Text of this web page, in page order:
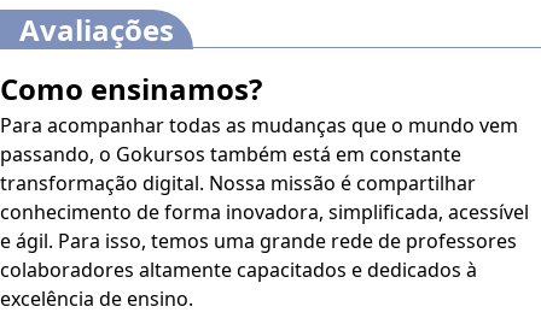
Avaliações
Como ensinamos?
Para acompanhar todas as mudanças que o mundo vem
passando, o Gokursos também está em constante
transformação digital. Nossa missão é compartilhar
conhecimento de forma inovadora, simplificada, acessível
e ágil. Para isso, temos uma grande rede de professores
colaboradores altamente capacitados e dedicados à
excelência de ensino.